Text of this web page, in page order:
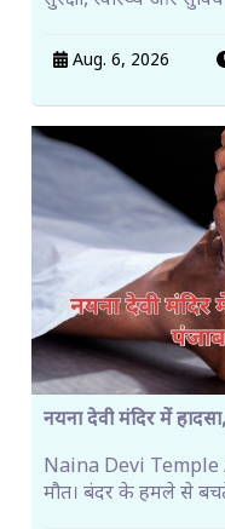
Aug. 6, 2026
नयना देवी मंदिर में
Naina Devi Temple
मौत। बंदर के हमले से